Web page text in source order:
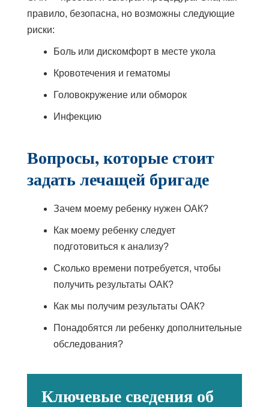
правило, безопасна, но возможны следующие
риски:
Боль или дискомфорт в месте укола
Кровотечения и гематомы
Головокружение или обморок
Инфекцию
Вопросы, которые стоит
задать лечащей бригаде
Зачем моему ребенку нужен ОАК?
Как моему ребенку следует
подготовиться к анализу?
Сколько времени потребуется, чтобы
получить результаты ОАК?
Как мы получим результаты ОАК?
Понадобятся ли ребенку дополнительные
обследования?
Ключевые сведения об